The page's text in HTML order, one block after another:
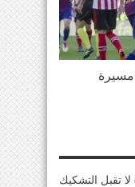
مصداقية elmaestrosport لا تقبل التشكيك